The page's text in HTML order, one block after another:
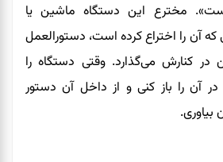
مخترع این دستگاه ماشین یا
کهآن‌ را اختراع کرده است، دستورالعمل
در کنارش می‌گذارد. وقتی دستگاه را
در آن‌ را باز کنی و از داخل آن دستور
بیاوری.